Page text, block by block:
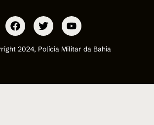
2024, Polícia Militar da Bahia